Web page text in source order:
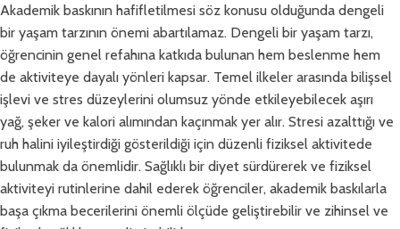
Akademik baskının hafifletilmesi söz konusu olduğunda dengeli
bir yaşam tarzının önemi abartılamaz. Dengeli bir yaşam tarzı,
öğrencinin genel refahına katkıda bulunan hem beslenme hem
de aktiviteye dayalı yönleri kapsar. Temel ilkeler arasında bilişsel
işlevi ve stres düzeylerini olumsuz yönde etkileyebilecek aşırı
yağ, şeker ve kalori alımından kaçınmak yer alır. Stresi azalttığı ve
ruh halini iyileştirdiği gösterildiği için düzenli fiziksel aktivitede
bulunmak da önemlidir. Sağlıklı bir diyet sürdürerek ve fiziksel
aktiviteyi rutinlerine dahil ederek öğrenciler, akademik baskılarla
başa çıkma becerilerini önemli ölçüde geliştirebilir ve zihinsel ve